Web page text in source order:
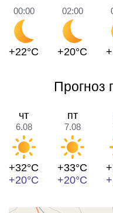
00:00
+22°C
02:00
+20°C
Прогноз
чт
6.08
+32°C
+20°C
пт
7.08
+33°C
+20°C